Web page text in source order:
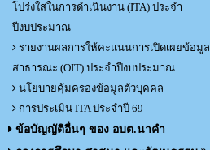
โปร่งใสในการดำเนินงาน (ITA) ประจำ
ปีงบประมาณ
รายงานผลการให้คะแนนการเปิดเผยข้อมูล
สาธารณะ (OIT) ประจำปีงบประมาณ
นโยบายคุ้มครองข้อมูลตัวบุคคล
การประเมิน ITA ประจำปี 69
ข้อบัญญัติอื่นๆ ของ อบต.นาคำ